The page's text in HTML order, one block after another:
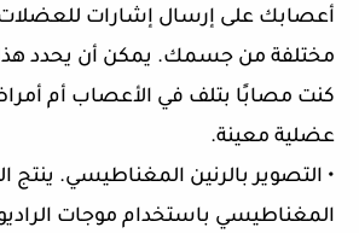
أعصابك على إرسال إشارات
مختلفة من جسمك. يمكن أن يحدد هذا
كنت مصابًا بتلف في الأعصاب أم
عضلية معينة.
• التصوير بالرنين المغناطيسي. ينتج
المغناطيسي باستخدام موجات